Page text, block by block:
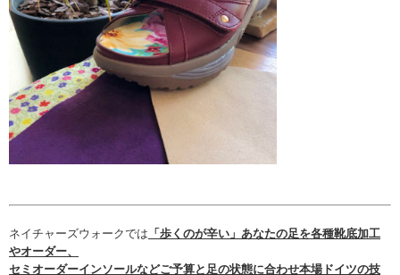
ネイチャーズウォークでは 「歩くのが辛い」あなたの足を各種靴底加工
やオーダー、
セミオーダーインソールなどご予算と足の状態に合わせ本場ドイツの技